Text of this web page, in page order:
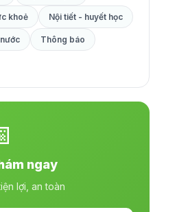
khoẻ Nội tiết - huyết học
Thông báo
ngay
lợi, an toàn